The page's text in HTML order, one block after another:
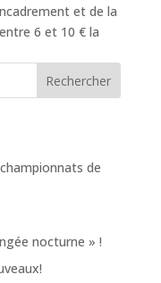
et de la
6 et 10 € la
Rechercher
de
nocturne » !